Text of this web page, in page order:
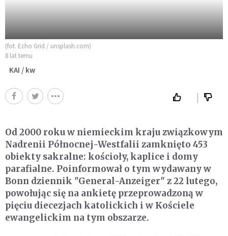
(fot. Echo Grid / unsplash.com)
8 lat temu
KAI / kw
Od 2000 roku w niemieckim kraju związkowym
Nadrenii Północnej-Westfalii zamknięto 453
obiekty sakralne: kościoły, kaplice i domy
parafialne. Poinformował o tym wydawany w
Bonn dziennik "General-Anzeiger" z 22 lutego,
powołując się na ankietę przeprowadzoną w
pięciu diecezjach katolickich i w Kościele
ewangelickim na tym obszarze.